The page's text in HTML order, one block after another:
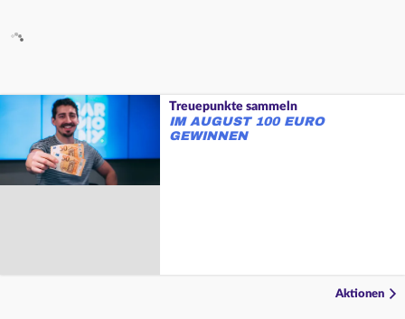
Treuepunkte sammeln
IM AUGUST 100 EURO
GEWINNEN
Aktionen